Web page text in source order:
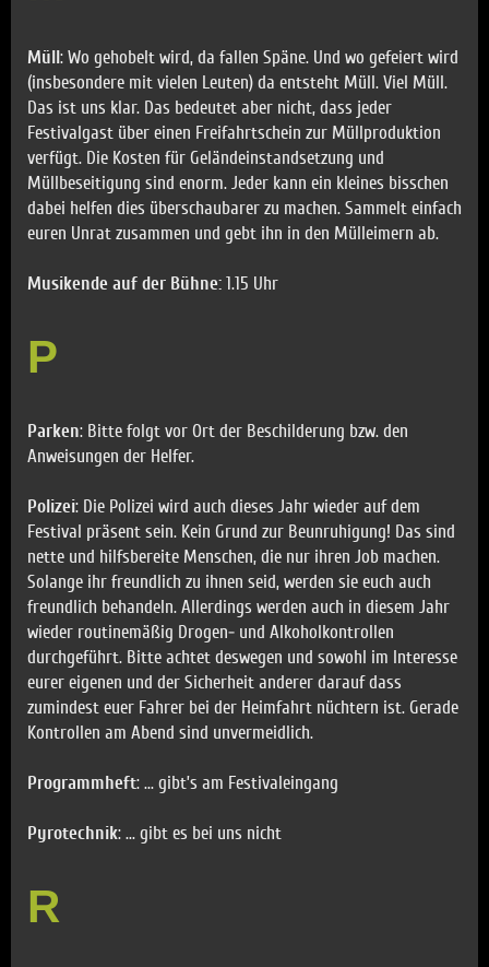
Müll: Wo gehobelt wird, da fallen Späne. Und wo gefeiert wird
(insbesondere mit vielen Leuten) da entsteht Müll. Viel Müll.
Das ist uns klar. Das bedeutet aber nicht, dass jeder
Festivalgast über einen Freifahrtschein zur Müllproduktion
verfügt. Die Kosten für Geländeinstandsetzung und
Müllbeseitigung sind enorm. Jeder kann ein kleines bisschen
dabei helfen dies überschaubarer zu machen. Sammelt einfach
euren Unrat zusammen und gebt ihn in den Mülleimern ab.
Musikende auf der Bühne:1.15 Uhr
P
Parken: Bitte folgt vor Ort der Beschilderung bzw. den
Anweisungen der Helfer.
Polizei: Die Polizei wird auch dieses Jahr wieder auf dem
Festival präsent sein. Kein Grund zur Beunruhigung! Das sind
nette und hilfsbereite Menschen, die nur ihren Job machen.
Solange ihr freundlich zu ihnen seid, werden sie euch auch
freundlich behandeln. Allerdings werden auch in diesem Jahr
wieder routinemäßig Drogen- und Alkoholkontrollen
durchgeführt. Bitte achtet deswegen und sowohl im Interesse
eurer eigenen und der Sicherheit anderer darauf dass
zumindest euer Fahrer bei der Heimfahrt nüchtern ist. Gerade
Kontrollen am Abend sind unvermeidlich.
Programmheft: ... gibt’s am Festivaleingang
Pyrotechnik: ... gibt es bei uns nicht
R